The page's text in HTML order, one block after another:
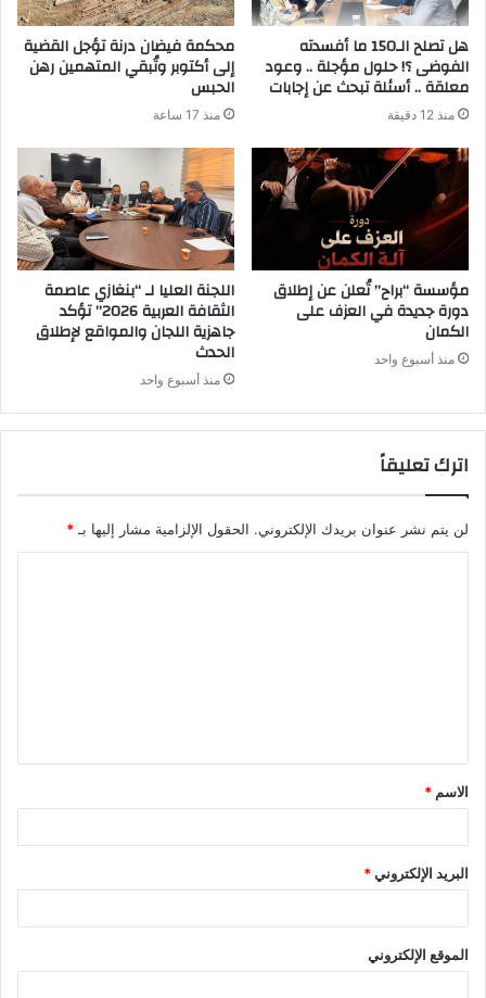
هل تصلح الـ150 ما أفسدته
الفوضى ؟! حلول مؤجلة .. وعود
معلقة .. أسئلة تبحث عن إجابات
منذ 12 دقيقة
محكمة فيضان درنة تؤجل القضية
إلى أكتوبر وتُبقي المتهمين رهن
الحبس
منذ 17 ساعة
مؤسسة “براح” تُعلن عن إطلاق
دورة جديدة في العزف على
الكمان
منذ أسبوع واحد
اللجنة العليا لـ “بنغازي عاصمة
الثقافة العربية 2026” تؤكد
جاهزية اللجان والمواقع لإطلاق
الحدث
منذ أسبوع واحد
اترك تعليقاً
لن يتم نشر عنوان بريدك الإلكتروني. الحقول الإلزامية مشار إليها بـ *
ق
*
الاسم *
البريد الإلكتروني*
الموقع الإلكتروني